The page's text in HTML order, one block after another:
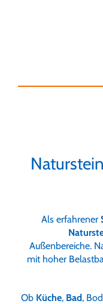
Als erfahrener
Außenbereiche.
mit hoher
Ob Küche, Bad,